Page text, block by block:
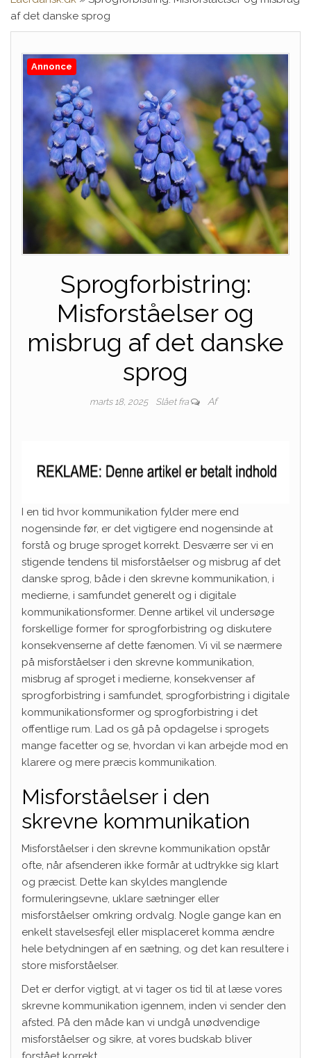
af det danske sprog
Annonce
Sprogforbistring:
Misforståelser og
misbrug af det danske
sprog
marts 18, 2025 Slået fra Af
I en tid hvor kommunikation fylder mere end
nogensinde før, er det vigtigere end nogensinde at
forstå og bruge sproget korrekt. Desværre ser vi en
stigende tendens til misforståelser og misbrug af det
danske sprog, både i den skrevne kommunikation, i
medierne, i samfundet generelt og i digitale
kommunikationsformer. Denne artikel vil undersøge
forskellige former for sprogforbistring og diskutere
konsekvenserne af dette fænomen. Vi vil se nærmere
på misforståelser i den skrevne kommunikation,
misbrug af sproget i medierne, konsekvenser af
sprogforbistring i samfundet, sprogforbistring i digitale
kommunikationsformer og sprogforbistring i det
offentlige rum. Lad os gå på opdagelse i sprogets
mange facetter og se, hvordan vi kan arbejde mod en
klarere og mere præcis kommunikation.
Misforståelser i den
skrevne kommunikation
Misforståelser i den skrevne kommunikation opstår
ofte, når afsenderen ikke formår at udtrykke sig klart
og præcist. Dette kan skyldes manglende
formuleringsevne, uklare sætninger eller
misforståelser omkring ordvalg. Nogle gange kan en
enkelt stavelsesfejl eller misplaceret komma ændre
hele betydningen af en sætning, og det kan resultere i
store misforståelser.
Det er derfor vigtigt, at vi tager os tid til at læse vores
skrevne kommunikation igennem, inden vi sender den
afsted. På den måde kan vi undgå unødvendige
misforståelser og sikre, at vores budskab bliver